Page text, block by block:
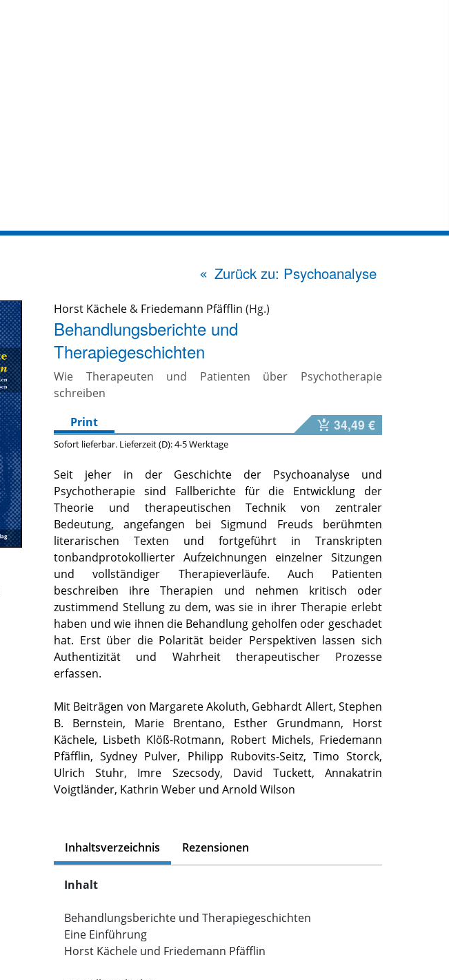
Zurück zu: Psychoanalyse
Horst Kächele & Friedemann Pfäfflin
Behandlungsberichte und
Therapiegeschichten
Wie Therapeuten und Patienten über Psychotherapie
schreiben
Print
34,49 €
Sofort lieferbar. Lieferzeit (D): 4-5 Werktage
Seit jeher in der Geschichte der Psychoanalyse und
Psychotherapie sind Fallberichte für die Entwicklung der
Theorie und therapeutischen Technik von zentraler
Bedeutung, angefangen bei Sigmund Freuds berühmten
literarischen Texten und fortgeführt in Transkripten
tonbandprotokollierter Aufzeichnungen einzelner Sitzungen
und vollständiger Therapieverläufe. Auch Patienten
beschreiben ihre Therapien und nehmen kritisch oder
zustimmend Stellung zu dem, was sie in ihrer Therapie erlebt
haben und wie ihnen die Behandlung geholfen oder geschadet
hat. Erst über die Polarität beider Perspektiven lassen sich
Authentizität und Wahrheit therapeutischer Prozesse
erfassen.
Mit Beiträgen von Margarete Akoluth, Gebhardt Allert, Stephen
B. Bernstein, Marie Brentano, Esther Grundmann, Horst
Kächele, Lisbeth Klöß-Rotmann, Robert Michels, Friedemann
Pfäfflin, Sydney Pulver, Philipp Rubovits-Seitz, Timo Storck,
Ulrich Stuhr, Imre Szecsody, David Tuckett, Annakatrin
Voigtländer, Kathrin Weber und Arnold Wilson
Inhaltsverzeichnis Rezensionen
Inhalt
Behandlungsberichte und Therapiegeschichten
Eine Einführung
Horst Kächele und Friedemann Pfäfflin